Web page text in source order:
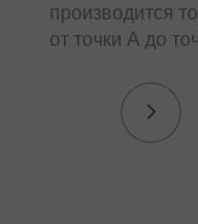
производится
от точки А до